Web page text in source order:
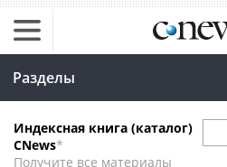
Разделы
Индексная книга (каталог)
CNews*
Получите все материалы